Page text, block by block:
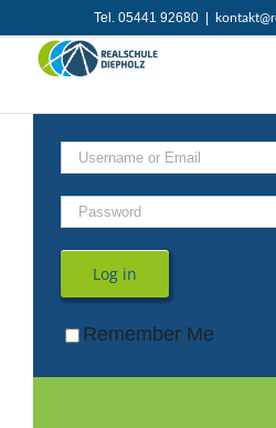
Inhalt
springen
Tel. 05441 92680
Log in
Remember Me